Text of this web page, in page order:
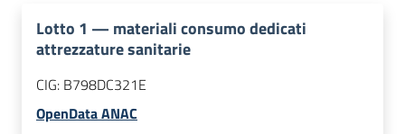
Lotto 1 — materiali consumo dedicati
attrezzature sanitarie
CIG: B798DC321E
OpenData ANAC